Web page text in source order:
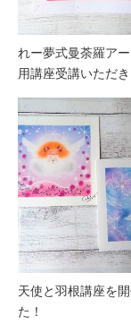
れー夢式曼荼羅ア
用講座受講いただき
天使と羽根講座を
た！